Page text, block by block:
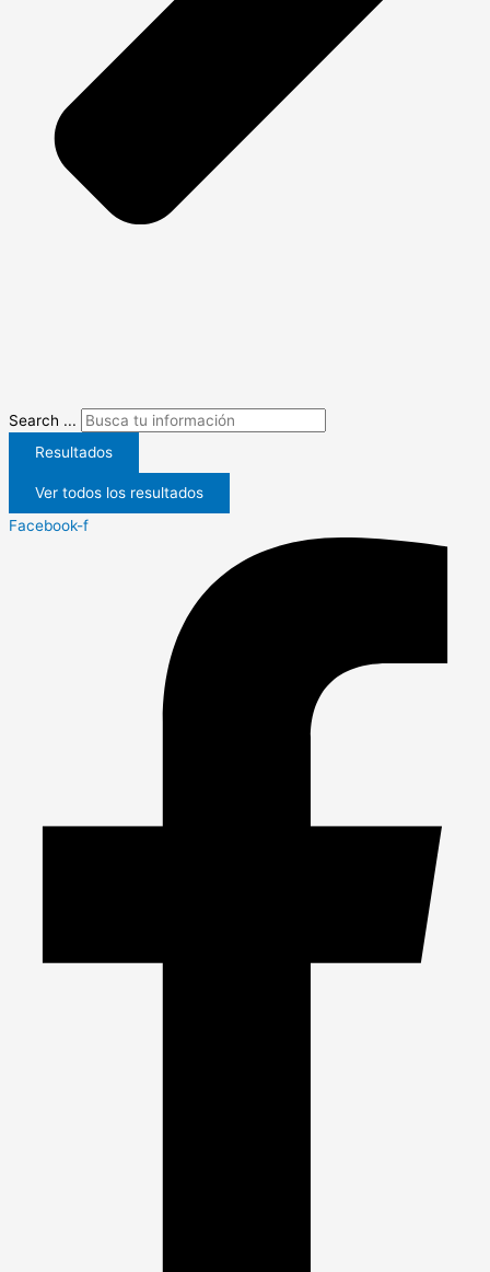
Search ...
Resultados
Ver todos los resultados
Facebook-f